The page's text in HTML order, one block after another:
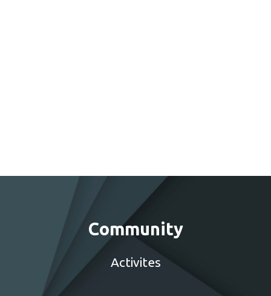
Community
Activites